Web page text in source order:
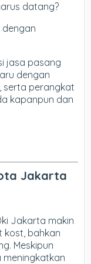
datang?
jasa pasang
dengan
serta perangkat
kapanpun dan
Jakarta
Jakarta makin
kost, bahkan
Meskipun
meningkatkan